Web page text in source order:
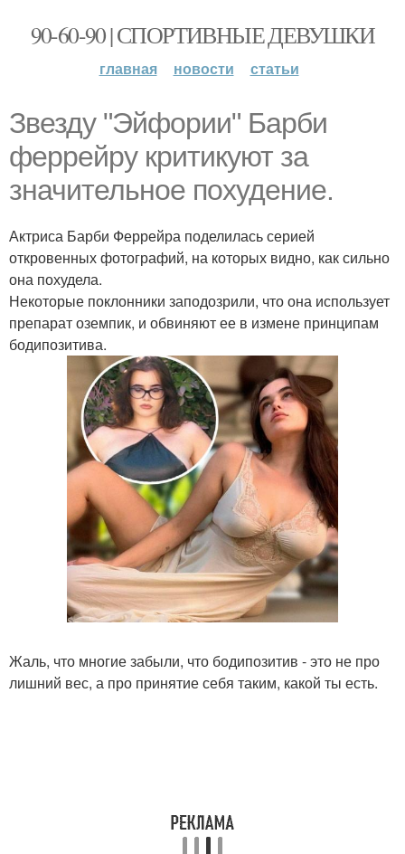
90-60-90 | СПОРТИВНЫЕ ДЕВУШКИ
главная новости статьи
Звезду "Эйфории" Барби
феррейру критикуют за
значительное похудение.
Актриса Барби Феррейра поделилась серией
откровенных фотографий, на которых видно, как сильно
она похудела.
Некоторые поклонники заподозрили, что она использует
препарат оземпик, и обвиняют ее в измене принципам
бодипозитива.
Жаль, что многие забыли, что бодипозитив - это не про
лишний вес, а про принятие себя таким, какой ты есть.